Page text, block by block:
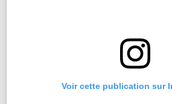
Voir cette publication sur